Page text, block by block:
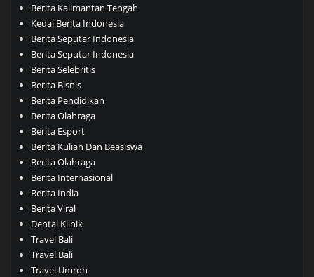
Berita Kalimantan Tengah
Kedai Berita Indonesia
Berita Seputar Indonesia
Berita Seputar Indonesia
Berita Selebritis
Berita Bisnis
Berita Pendidikan
Berita Olahraga
Berita Esport
Berita Kuliah Dan Beasiswa
Berita Olahraga
Berita Internasional
Berita India
Berita Viral
Dental Klinik
Travel Bali
Travel Bali
Travel Umroh